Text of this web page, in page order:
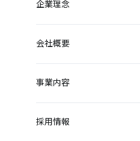
企業理念
会社概要
事業内容
採用情報